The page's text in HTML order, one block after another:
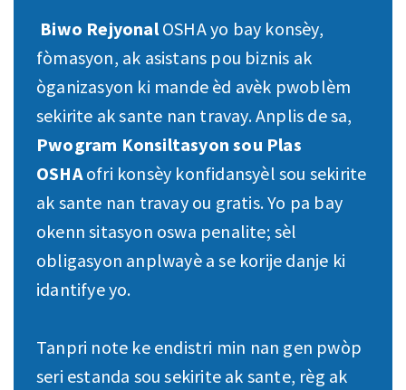
Biwo RejyonalOSHA yo bay konsèy,
fòmasyon, ak asistans pou biznis ak
òganizasyon ki mande èd avèk pwoblèm
sekirite ak sante nan travay. Anplis de sa,
Pwogram Konsiltasyon sou Plas
OSHAofri konsèy konfidansyèl sou sekirite
ak sante nan travay ou gratis. Yo pa bay
okenn sitasyon oswa penalite; sèl
obligasyon anplwayè a se korije danje ki
idantifye yo.
Tanpri note ke endistri min nan gen pwòp
seri estanda sou sekirite ak sante, règ ak